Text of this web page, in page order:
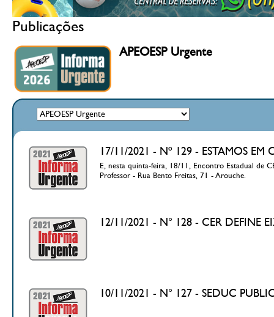
Publicações
APEOESP Urgente
17/11/2021 - Nº 129 - ESTAMOS
E, nesta quinta-feira, 18/11, Encontro Estadual de
Professor - Rua Bento Freitas, 71 - Arouche.
12/11/2021 - N° 128 - CER
10/11/2021 - N° 127 - SEDUC